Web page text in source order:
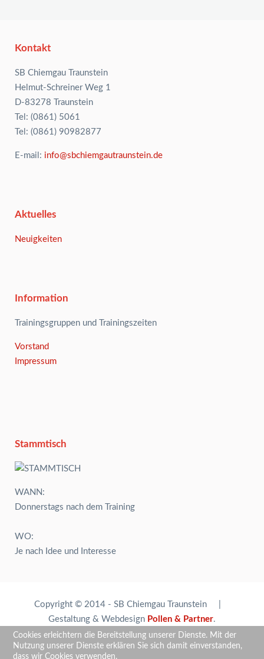
Kontakt
SB Chiemgau Traunstein
Helmut-Schreiner Weg 1
D-83278 Traunstein
Tel: (0861) 5061
Tel: (0861) 90982877
E-mail: info@sbchiemgautraunstein.de
Aktuelles
Neuigkeiten
Information
Trainingsgruppen und Trainingszeiten
Vorstand
Impressum
Stammtisch
WANN:
Donnerstags nach dem Training
WO:
Je nach Idee und Interesse
Copyright © 2014 - SB Chiemgau Traunstein |
Gestaltung & Webdesign Pollen & Partner.
Cookies erleichtern die Bereitstellung unserer Dienste. Mit der
Nutzung unserer Dienste erklären Sie sich damit einverstanden,
dass wir Cookies verwenden.